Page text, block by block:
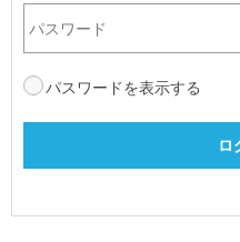
パスワードを表示する